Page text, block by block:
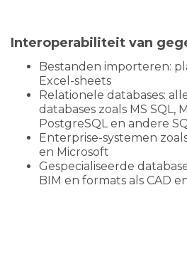
Interoperabiliteit van
Bestanden importeren:
Excel-sheets
Relationele databases:
databases zoals MS SQL,
PostgreSQL en andere
Enterprise-systemen
en Microsoft
Gespecialiseerde
BIM en formats als CAD